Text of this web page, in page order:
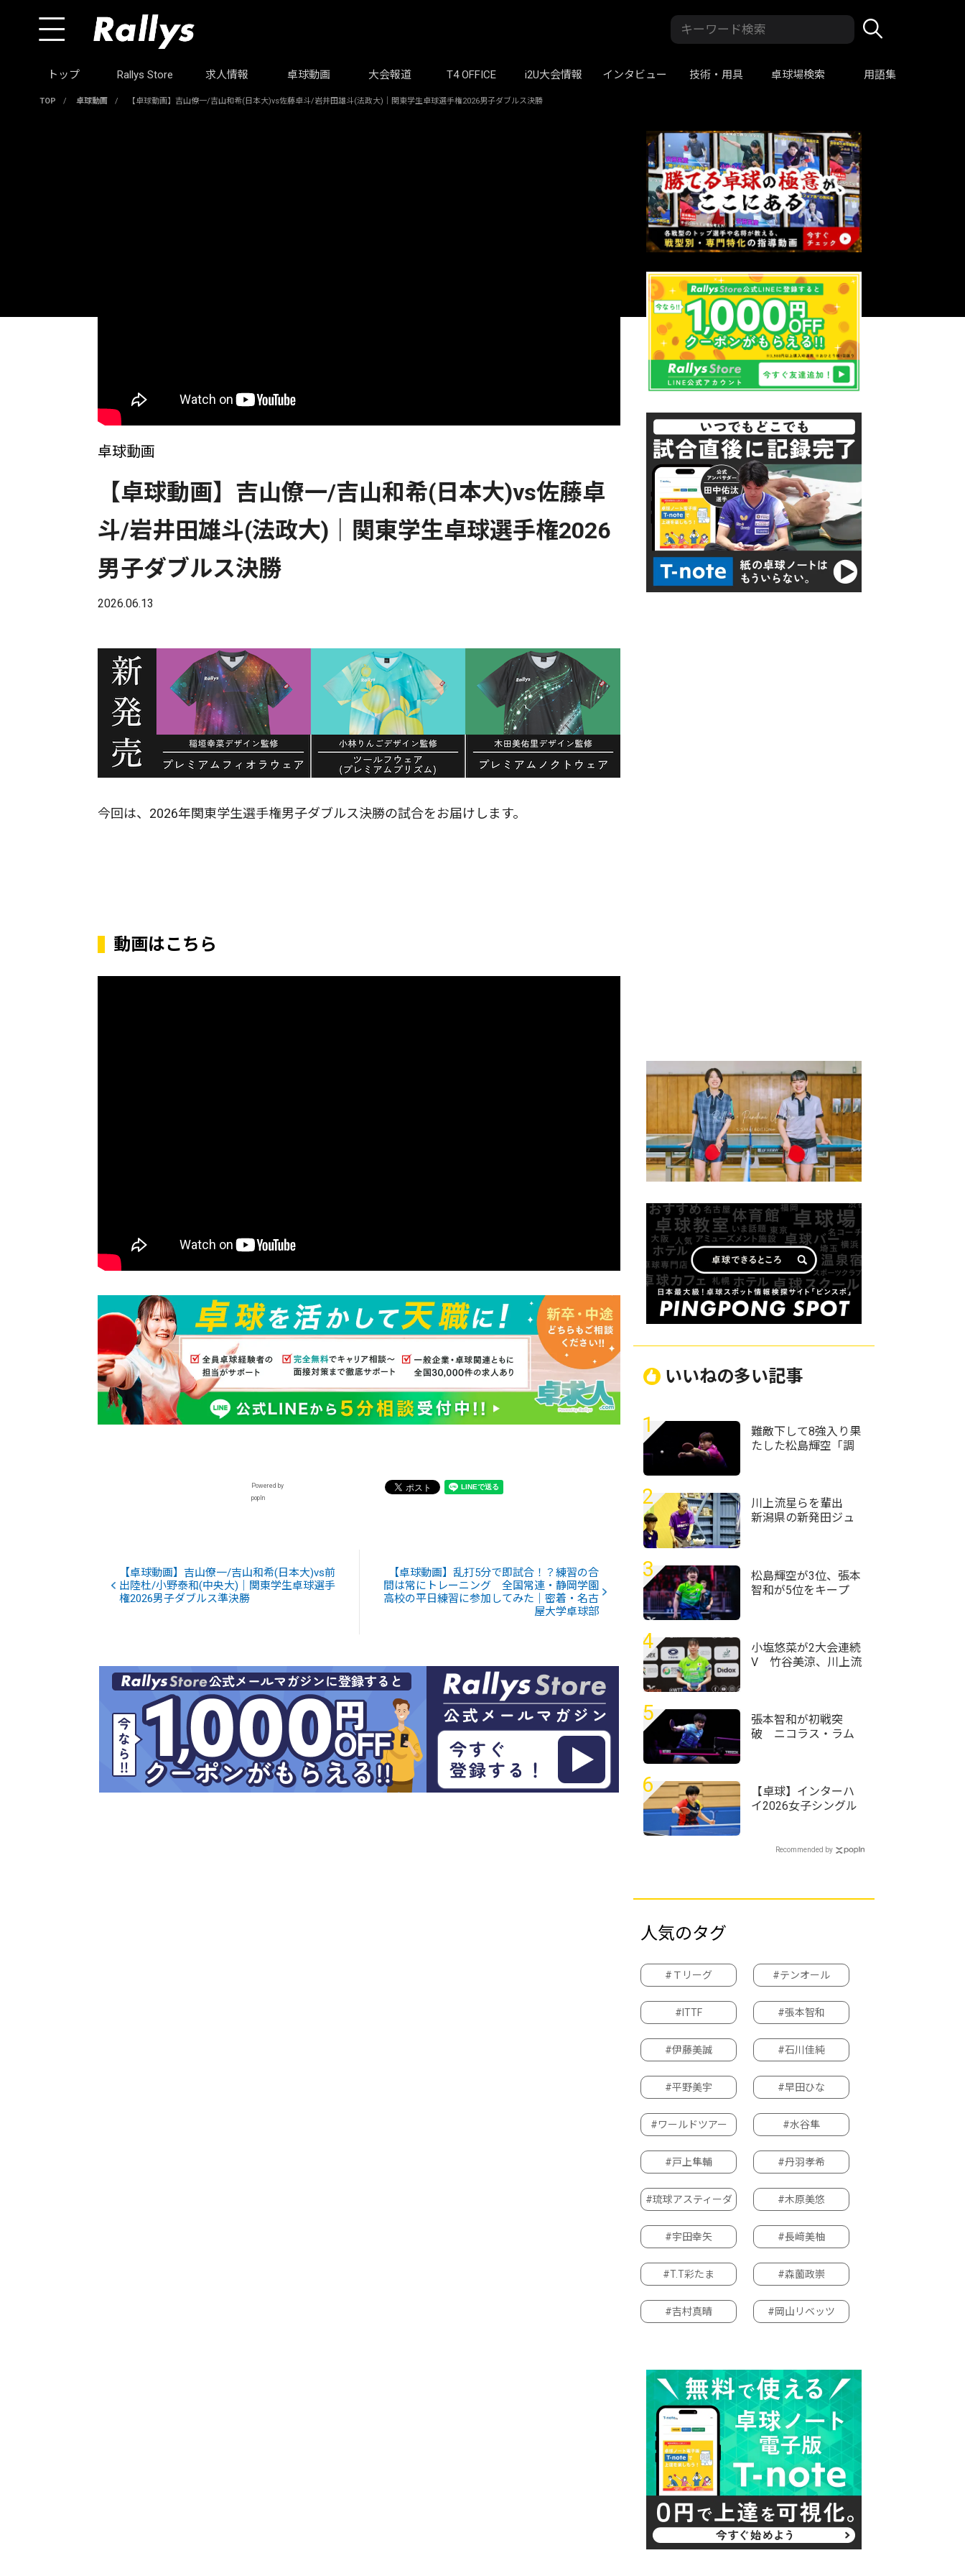
トップ Rallys Store 求人情報 卓球動画 大会報道 T4 OFFICE i2U大会情報 インタビュー 技術・用具 卓球場検索 用語集
TOP / 卓球動画 / 【卓球動画】吉山僚一/吉山和希(日本大)vs佐藤卓斗/岩井田雄斗(法政大)｜関東学生卓球選手権2026男子ダブルス決勝
卓球動画
【卓球動画】吉山僚一/吉山和希(日本大)vs佐藤卓
斗/岩井田雄斗(法政大)｜関東学生卓球選手権2026
男子ダブルス決勝
2026.06.13
今回は、2026年関東学生選手権男子ダブルス決勝の試合をお届けします。
動画はこちら
Powered by
popIn
【卓球動画】吉山僚一/吉山和希(日本大)vs前
出陸杜/小野泰和(中央大)｜関東学生卓球選手
権2026男子ダブルス準決勝
【卓球動画】乱打5分で即試合！？練習の合
間は常にトレーニング 全国常連・静岡学園
高校の平日練習に参加してみた｜密着・名古
屋大学卓球部
いいねの多い記事
1
難敵下して8強入り果
たした松島輝空「調
チャンピオンズ横浜
2026＞
2
川上流星らを輩出
新潟県の新発田ジュ
3
松島輝空が3位、張本
智和が5位をキープ
キング（2026年第32
週）
4
小塩悠菜が2大会連続
V 竹谷美涼、川上流
5
張本智和が初戦突
破 ニコラス・ラム
6
【卓球】インターハ
イ2026女子シングル
天王寺・髙森愛央が
Recommended by
人気のタグ
#Ｔリーグ #テンオール
#ITTF #張本智和
#伊藤美誠 #石川佳純
#平野美宇 #早田ひな
#ワールドツアー #水谷隼
#戸上隼輔 #丹羽孝希
#琉球アスティーダ #木原美悠
#宇田幸矢 #長﨑美柚
#T.T彩たま #森薗政崇
#吉村真晴 #岡山リベッツ